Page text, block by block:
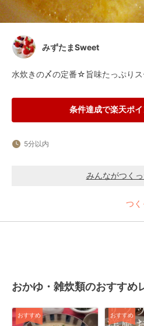
みずたまSweet
水炊きの〆の定番☆旨味たっぷり
条件達成で楽天ポイ
5分以内
みんながつく
つく
おかゆ・雑炊類のおすすめ
おすすめ おすすめ